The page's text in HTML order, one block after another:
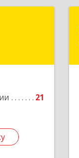
21
Подробнее